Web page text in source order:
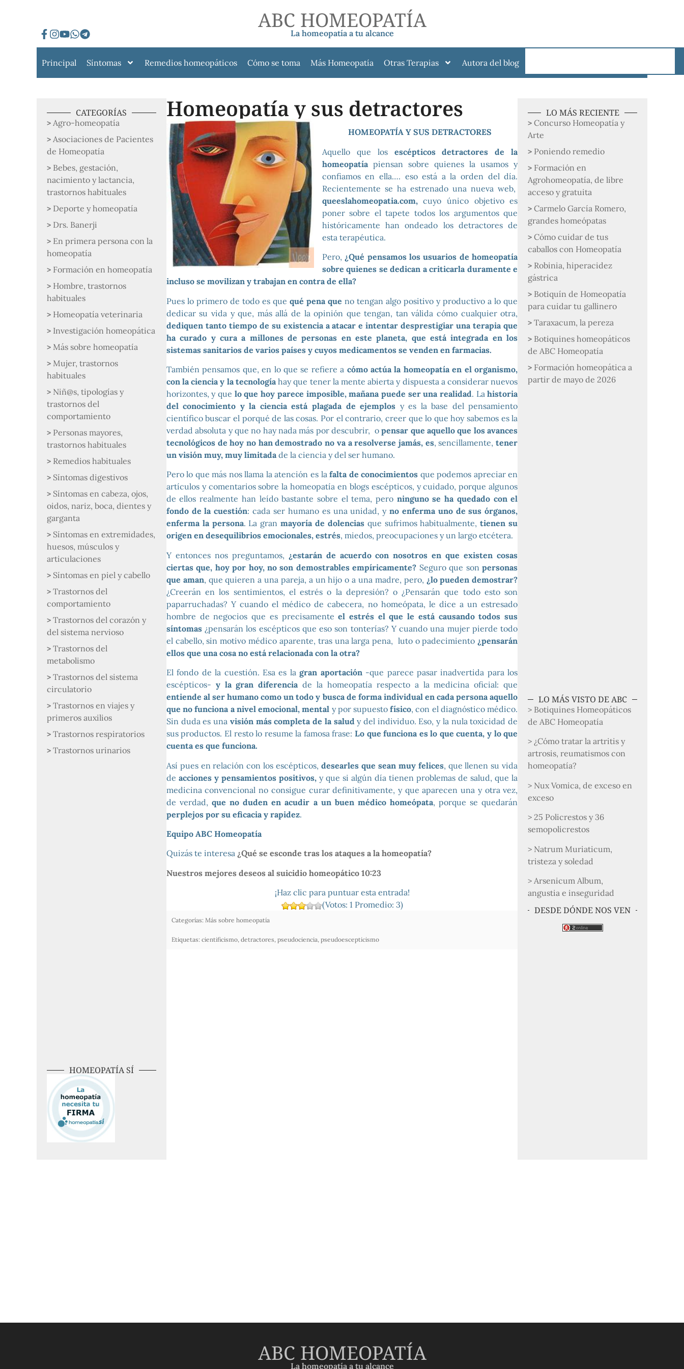
ABC HOMEOPATÍA
La homeopatía a tu alcance
Principal Síntomas Remedios homeopáticos Cómo se toma Más Homeopatía Otras Terapias Autora del blog
CATEGORÍAS
Agro-homeopatía
Asociaciones de Pacientes
de Homeopatía
Bebes, gestación,
nacimiento y lactancia,
trastornos habituales
Deporte y homeopatía
Drs. Banerji
En primera persona con la
homeopatía
Formación en homeopatía
Hombre, trastornos
habituales
Homeopatía veterinaria
Investigación homeopática
Más sobre homeopatía
Mujer, trastornos
habituales
Niñ@s, tipologías y
trastornos del
comportamiento
Personas mayores,
trastornos habituales
Remedios habituales
Síntomas digestivos
Síntomas en cabeza, ojos,
oidos, nariz, boca, dientes y
garganta
Síntomas en extremidades,
huesos, músculos y
articulaciones
Síntomas en piel y cabello
Trastornos del
comportamiento
Trastornos del corazón y
del sistema nervioso
Trastornos del
metabolismo
Trastornos del sistema
circulatorio
Trastornos en viajes y
primeros auxilios
Trastornos respiratorios
Trastornos urinarios
HOMEOPATÍA SÍ
Homeopatía y sus detractores
HOMEOPATÍA Y SUS DETRACTORES
Aquello que los escépticos detractores de la
homeopatíapiensan sobre quienes la usamos y
confiamos en ella…. eso está a la orden del día.
Recientemente se ha estrenado una nueva web,
queeslahomeopatia.com, cuyo único objetivo es
poner sobre el tapete todos los argumentos que
históricamente han ondeado los detractores de
esta terapéutica.
Pero, ¿Qué pensamos los usuarios de homeopatía
sobre quienes se dedican a criticarla duramente e
incluso se movilizan y trabajan en contra de ella?
Pues lo primero de todo es que qué pena que no tengan algo positivo y productivo a lo que
dedicar su vida y que, más allá de la opinión que tengan, tan válida cómo cualquier otra,
dediquen tanto tiempo de su existencia a atacar e intentar desprestigiar una terapia que
ha curado y cura a millones de personas en este planeta, que está integrada en los
sistemas sanitarios de varios países y cuyos medicamentos se venden en farmacias.
También pensamos que, en lo que se refiere a cómo actúa la homeopatía en el organismo,
con la ciencia y la tecnologíahay que tener la mente abierta y dispuesta a considerar nuevos
horizontes, y que lo que hoy parece imposible, mañana puede ser una realidad. Lahistoria
del conocimiento y la ciencia está plagada de ejemplos y es la base del pensamiento
científico buscar el porqué de las cosas. Por el contrario, creer que lo que hoy sabemos es la
verdad absoluta y que no hay nada más por descubrir, opensar que aquello que los avances
tecnológicos de hoy no han demostrado no va a resolverse jamás, es, sencillamente,tener
un visión muy, muy limitada de la ciencia y del ser humano.
Pero lo que más nos llama la atención es lafalta de conocimientos que podemos apreciar en
artículos y comentarios sobre la homeopatía en blogs escépticos, y cuidado, porque algunos
de ellos realmente han leído bastante sobre el tema, pero ninguno se ha quedado con el
fondo de la cuestión: cada ser humano es una unidad, yno enferma uno de sus órganos,
enferma la persona. La granmayoría de dolenciasque sufrimos habitualmente,tienen su
origen en desequilibrios emocionales, estrés, miedos, preocupaciones y un largo etcétera.
Y entonces nos preguntamos, ¿estarán de acuerdo con nosotros en que existen cosas
ciertas que, hoy por hoy, no son demostrables empíricamente? Seguro que sonpersonas
que aman, que quieren a una pareja, a un hijo o a una madre, pero, ¿lo pueden demostrar?
¿Creerán en los sentimientos, el estrés o la depresión? o ¿Pensarán que todo esto son
paparruchadas? Y cuando el médico de cabecera, no homeópata, le dice a un estresado
hombre de negocios que es precisamenteel estrés el que le está causando todos sus
síntomas¿pensarán los escépticos que eso son tonterías? Y cuando una mujer pierde todo
el cabello, sin motivo médico aparente, tras una larga pena, luto o padecimiento ¿pensarán
ellos que una cosa no está relacionada con la otra?
El fondo de la cuestión. Esa es lagran aportación-que parece pasar inadvertida para los
escépticos- y la gran diferenciade la homeopatía respecto a la medicina oficial: que
entiende al ser humano como un todo y busca de forma individual en cada persona aquello
que no funciona a nivel emocional, mental y por supuestofísico, con el diagnóstico médico.
Sin duda es una visión más completa de la saludy del individuo. Eso, y la nula toxicidad de
sus productos. El resto lo resume la famosa frase: Lo que funciona es lo que cuenta, y lo que
cuenta es que funciona.
Así pues en relación con los escépticos,desearles que sean muy felices, que llenen su vida
de acciones y pensamientos positivos, y que si algún día tienen problemas de salud, que la
medicina convencional no consigue curar definitivamente, y que aparecen una y otra vez,
de verdad, que no duden en acudir a un buen médico homeópata, porque se quedarán
perplejos por su eficacia y rapidez.
Equipo ABC Homeopatía
Quizás te interesa ¿Qué se esconde tras los ataques a la homeopatía?
Nuestros mejores deseos al suicidio homeopático 10:23
¡Haz clic para puntuar esta entrada!
(Votos: 1Promedio: 3)
Categorías: Más sobre homeopatía
Etiquetas: cientificismo, detractores, pseudociencia, pseudoescepticismo
LO MÁS RECIENTE
Concurso Homeopatía y
Arte
Poniendo remedio
Formación en
Agrohomeopatía, de libre
acceso y gratuita
Carmelo García Romero,
grandes homeópatas
Cómo cuidar de tus
caballos con Homeopatía
Robinia, hiperacidez
gástrica
Botiquín de Homeopatía
para cuidar tu gallinero
Taraxacum, la pereza
Botiquines homeopáticos
de ABC Homeopatía
Formación homeopática a
partir de mayo de 2026
LO MÁS VISTO DE ABC
> Botiquines Homeopáticos
de ABC Homeopatía
> ¿Cómo tratar la artritis y
artrosis, reumatismos con
homeopatía?
> Nux Vomica, de exceso en
exceso
> 25 Policrestos y 36
semopolicrestos
> Natrum Muriaticum,
tristeza y soledad
> Arsenicum Album,
angustia e inseguridad
DESDE DÓNDE NOS VEN
ABC HOMEOPATÍA
La homeopatía a tu alcance